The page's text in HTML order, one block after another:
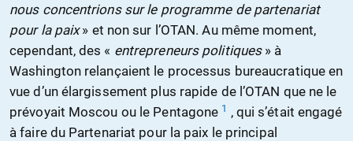
nous concentrions sur le programme de partenariat
pour la paix» et non sur l’OTAN. Au même moment,
cependant, des « entrepreneurs politiques» à
Washington relançaient le processus bureaucratique en
vue d’un élargissement plus rapide de l’OTAN que ne le
prévoyait Moscou ou le Pentagone 1 , qui s’était engagé
à faire du Partenariat pour la paix le principal